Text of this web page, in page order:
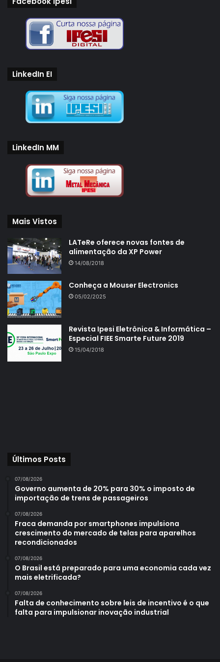
conexões
Indústria Inovação
redes sanitária
LinkedIn EI
LinkedIn MM
Mais Vistos
LATeRe oferece novas fontes de
alimentação da XP Power
14/08/2018
Conheça a Mouser Electronics
05/02/2025
Revista Ipesi Eletrônica & Informática –
Especial FIEE Smarte Future 2019
15/04/2018
Últimos Posts
07/08/2026
Governo aumenta de 20% para 30% o imposto de
importação de trens de passageiros
07/08/2026
Fraca demanda por smartphones impulsiona
crescimento do mercado de telas para aparelhos
recondicionados
07/08/2026
O Brasil está preparado para uma economia cada vez
mais eletrificada?
07/08/2026
Falta de conhecimento sobre leis de incentivo é o que
falta para impulsionar inovação industrial